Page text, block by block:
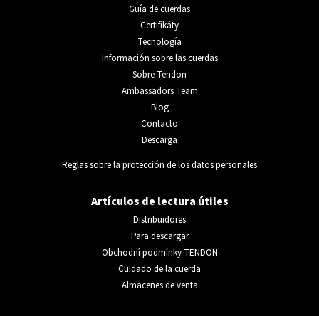
Guía de cuerdas
Certifikáty
Tecnología
Información sobre las cuerdas
Sobre Tendon
Ambassadors Team
Blog
Contacto
Descarga
Reglas sobre la protección de los datos personales
Artículos de lectura útiles
Distribuidores
Para descargar
Obchodní podmínky TENDON
Cuidado de la cuerda
Almacenes de venta